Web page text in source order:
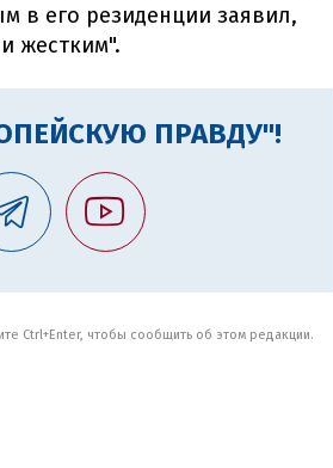
в его резиденции заявил,
жестким".
ПРАВДУ"!
Ctrl+Enter, чтобы сообщить об этом редакции.